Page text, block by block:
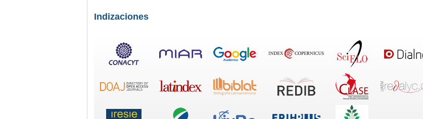
Indizaciones